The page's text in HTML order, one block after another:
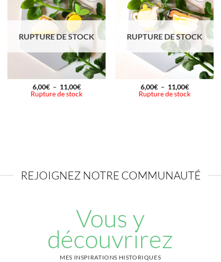
Ajouter
à la
wishlist
RUPTURE DE STOCK
6,00€ – 11,00€Plage
de
Rupture de stock
Ajouter
à la
wishlist
RUPTURE DE STOCK
6,00€ – 11,00€Plage
de
Rupture de stock
REJOIGNEZ NOTRE COMMUNAUTÉ
Vous y
découvrirez
MES INSPIRATIONS HISTORIQUES